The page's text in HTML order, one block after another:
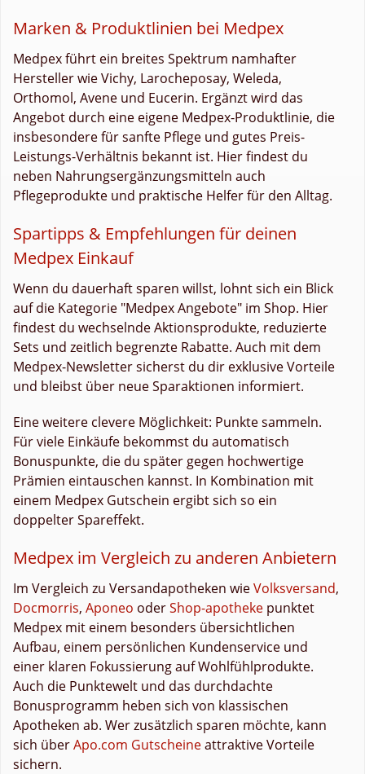
Marken & Produktlinien bei Medpex
Medpex führt ein breites Spektrum namhafter
Hersteller wie Vichy, Larocheposay, Weleda,
Orthomol, Avene und Eucerin. Ergänzt wird das
Angebot durch eine eigene Medpex-Produktlinie, die
insbesondere für sanfte Pflege und gutes Preis-
Leistungs-Verhältnis bekannt ist. Hier findest du
neben Nahrungsergänzungsmitteln auch
Pflegeprodukte und praktische Helfer für den Alltag.
Spartipps & Empfehlungen für deinen
Medpex Einkauf
Wenn du dauerhaft sparen willst, lohnt sich ein Blick
auf die Kategorie "Medpex Angebote" im Shop. Hier
findest du wechselnde Aktionsprodukte, reduzierte
Sets und zeitlich begrenzte Rabatte. Auch mit dem
Medpex-Newsletter sicherst du dir exklusive Vorteile
und bleibst über neue Sparaktionen informiert.
Eine weitere clevere Möglichkeit: Punkte sammeln.
Für viele Einkäufe bekommst du automatisch
Bonuspunkte, die du später gegen hochwertige
Prämien eintauschen kannst. In Kombination mit
einem Medpex Gutschein ergibt sich so ein
doppelter Spareffekt.
Medpex im Vergleich zu anderen Anbietern
Im Vergleich zu Versandapotheken wieVolksversand,
Docmorris, Aponeo oderShop-apotheke punktet
Medpex mit einem besonders übersichtlichen
Aufbau, einem persönlichen Kundenservice und
einer klaren Fokussierung auf Wohlfühlprodukte.
Auch die Punktewelt und das durchdachte
Bonusprogramm heben sich von klassischen
Apotheken ab. Wer zusätzlich sparen möchte, kann
sich überApo.com Gutscheineattraktive Vorteile
sichern.